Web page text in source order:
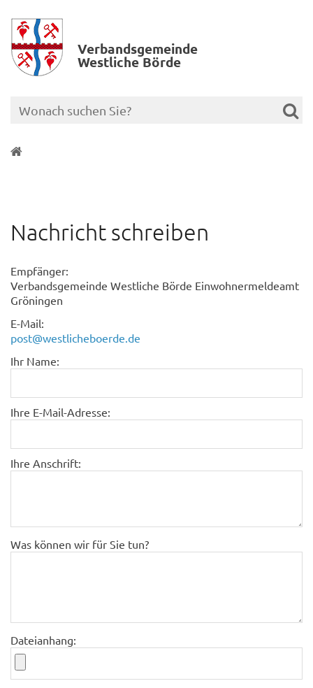
Verbands­gemeinde
Westliche Börde
Nachricht schreiben
Empfänger:
Verbandsgemeinde Westliche Börde Einwohnermeldeamt
Gröningen
E-Mail:
post@westlicheboerde.de
Ihr Name:
Ihre E-Mail-Adresse:
Ihre Anschrift:
Was können wir für Sie tun?
Dateianhang: